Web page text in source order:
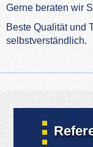
Gerne beraten wir
Beste Qualität und
selbstverständlich.